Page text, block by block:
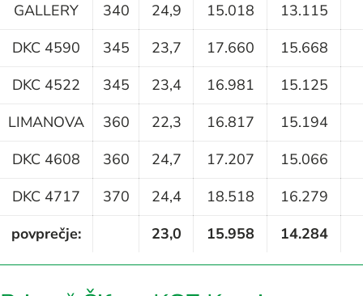
GALLERY
340 24,9 15.018
13.115
DKC 4590
345 23,7 17.660
15.668
DKC 4522
345 23,4 16.981
15.125
LIMANOVA
360 22,3 16.817
15.194
DKC 4608
360 24,7 17.207
15.066
DKC 4717
370 24,4 18.518
16.279
povprečje:
23,0 15.958 14.284